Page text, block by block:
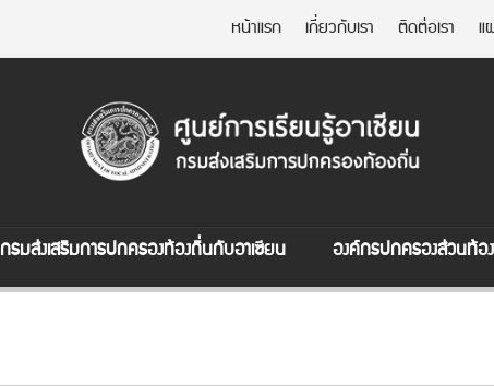
หน้าแรก เกี่ยวกับเรา ติดต่อเรา แ
กรมส่งเสริมการปกครองท้องถิ่นกับอาเซียน องค์กรปกครองส่วนท้อ